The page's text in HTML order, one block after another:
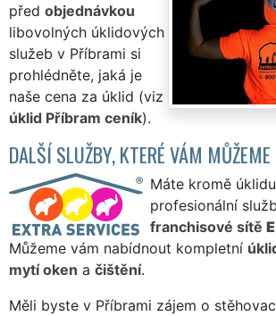
před objednávkou
libovolných úklidových
služeb v Příbrami si
prohlédněte, jaká je
naše cena za úklid (viz
úklid Příbram ceník).
DALŠÍ SLUŽBY, KTERÉ VÁM
Máte kromě
profesionální
franchisové sítě
Můžeme vám nabídnout kompletní
mytí oken a čištění.
Měli byste v Příbrami zájem o